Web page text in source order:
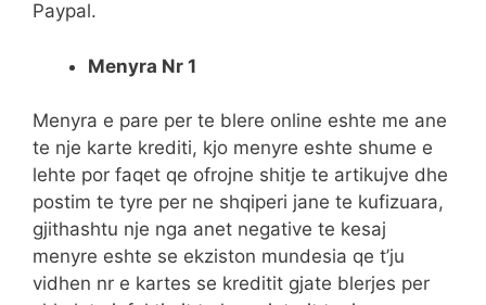
Paypal.
Menyra Nr 1
Menyra e pare per te blere online eshte me ane
te nje karte krediti, kjo menyre eshte shume e
lehte por faqet qe ofrojne shitje te artikujve dhe
postim te tyre per ne shqiperi jane te kufizuara,
gjithashtu nje nga anet negative te kesaj
menyre eshte se ekziston mundesia qe t’ju
vidhen nr e kartes se kreditit gjate blerjes per